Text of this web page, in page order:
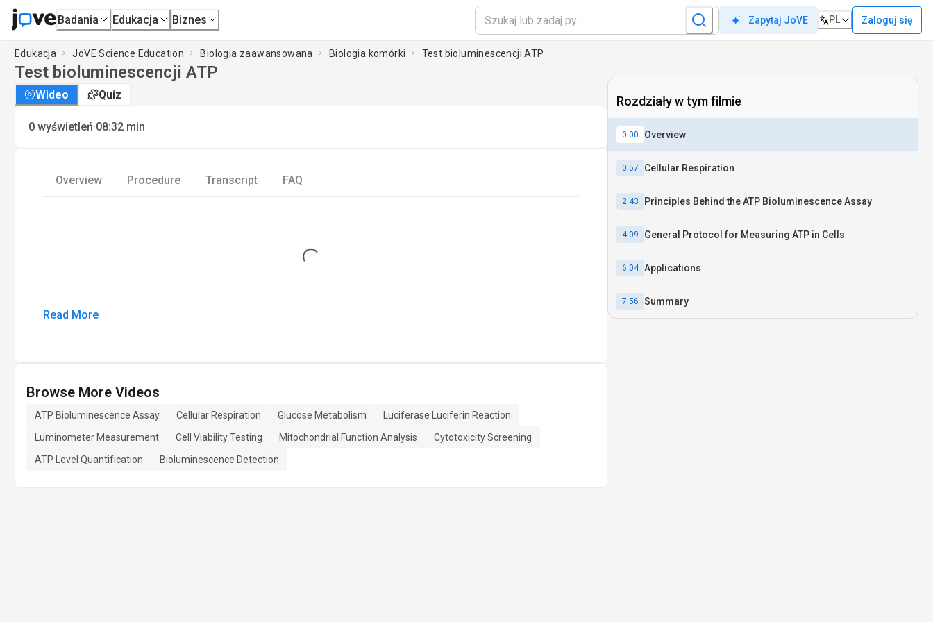
Badania Edukacja Biznes Zapytaj JoVE PL Zaloguj się
Edukacja JoVE Science Education Biologia zaawansowana Biologia komórki Test bioluminescencji ATP
Test bioluminescencji ATP
Wideo Quiz
0 wyświetleń·08:32 min
Overview Procedure Transcript FAQ
Loading...
Read More
Browse More Videos
ATP Bioluminescence Assay Cellular Respiration Glucose Metabolism
Luciferase Luciferin Reaction
Luminometer Measurement
Cell Viability Testing Mitochondrial Function Analysis
Cytotoxicity Screening
ATP Level Quantification
Bioluminescence Detection
Rozdziały w tym filmie
0:00 Overview
0:57 Cellular Respiration
2:43 Principles Behind the ATP Bioluminescence Assay
4:09 General Protocol for Measuring ATP in Cells
6:04 Applications
7:56 Summary